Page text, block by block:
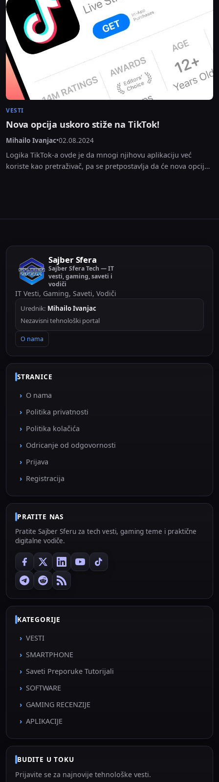
VESTI
Nova opcija uskoro stiže na TikTok!
Mihailo Ivanjac•02.08.2024
Logika TikTok-a ovde je da mnogi njihovu aplikaciju već
koriste kao pretraživač, pa se pretpostavlja da će nova opcija
Sajber Sfera
Sajber Sfera Tech — IT
vesti, gaming, saveti i
vodiči
IT Vesti, Gaming, Saveti, Vodiči
Urednik: Mihailo Ivanjac
Nezavisni tehnološki portal
O nama
STRANICE
O nama
Politika privatnosti
Politika kolačića
Odricanje od odgovornosti
Prijava
Registracija
PRATITE NAS
Pratite Sajber Sferu za tech vesti, gaming teme i praktične
digitalne vodiče.
KATEGORIJE
VESTI
SMARTPHONE
Saveti Preporuke Tutorijali
SOFTWARE
GAMING RECENZIJE
APLIKACIJE
BUDITE U TOKU
Prijavite se za najnovije tehnološke vesti.